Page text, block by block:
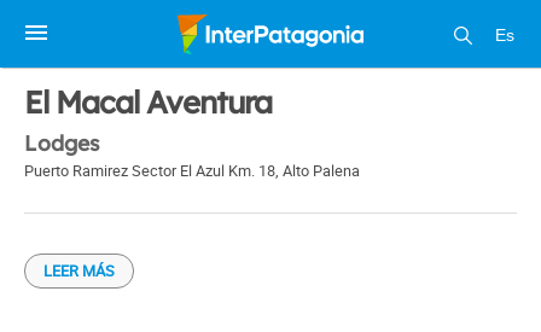
Es
1 / 1
El Macal Aventura
Lodges
Puerto Ramirez Sector El Azul Km. 18, Alto Palena
LEER MÁS